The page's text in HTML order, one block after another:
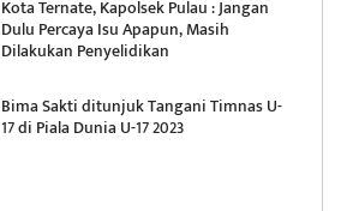
Kota Ternate, Kapolsek Pulau : Jangan
Dulu Percaya Isu Apapun, Masih
Dilakukan Penyelidikan
Bima Sakti ditunjuk Tangani Timnas U-
17 di Piala Dunia U-17 2023